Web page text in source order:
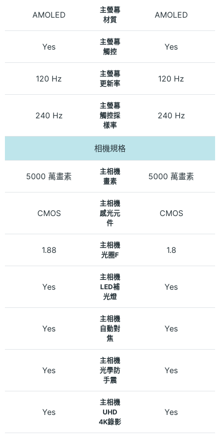
AMOLED
主螢幕
材質
AMOLED
Yes
主螢幕
觸控
Yes
120 Hz
主螢幕
更新率
120 Hz
240 Hz
主螢幕
觸控採
樣率
240 Hz
相機規格
5000 萬畫素
主相機
畫素
5000 萬畫素
CMOS
主相機
感光元
件
CMOS
1.88
主相機
光圈F
1.8
Yes
主相機
LED補
光燈
Yes
Yes
主相機
自動對
焦
Yes
Yes
主相機
光學防
手震
Yes
Yes
主相機
UHD
4K錄影
Yes